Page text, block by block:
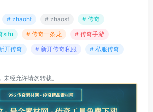
# zhaohf # zhaosf
# 传奇
sifu # 传奇一条龙
# 传奇手游
开传奇 # 新开传奇私服 # 私服传奇
经允许请勿转载。